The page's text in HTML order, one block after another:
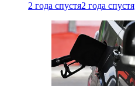
2 года спустя2 года спустя